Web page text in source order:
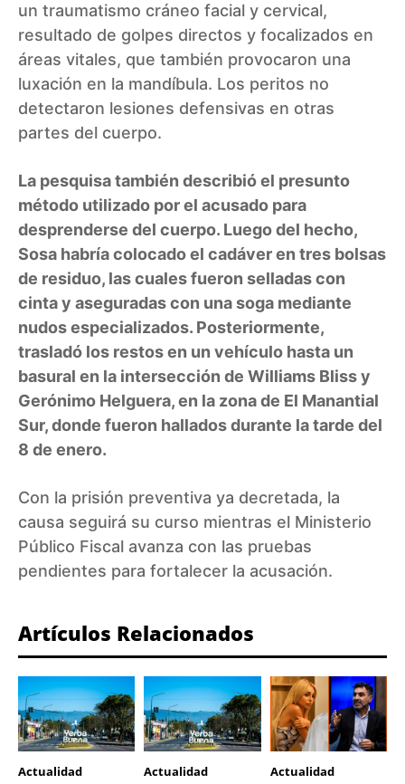
un traumatismo cráneo facial y cervical,
resultado de golpes directos y focalizados en
áreas vitales, que también provocaron una
luxación en la mandíbula. Los peritos no
detectaron lesiones defensivas en otras
partes del cuerpo.
La pesquisa también describió el presunto
método utilizado por el acusado para
desprenderse del cuerpo. Luego del hecho,
Sosa habría colocado el cadáver en tres bolsas
de residuo, las cuales fueron selladas con
cinta y aseguradas con una soga mediante
nudos especializados. Posteriormente,
trasladó los restos en un vehículo hasta un
basural en la intersección de Williams Bliss y
Gerónimo Helguera, en la zona de El Manantial
Sur, donde fueron hallados durante la tarde del
8 de enero.
Con la prisión preventiva ya decretada, la
causa seguirá su curso mientras el Ministerio
Público Fiscal avanza con las pruebas
pendientes para fortalecer la acusación.
Artículos Relacionados
Actualidad Actualidad Actualidad